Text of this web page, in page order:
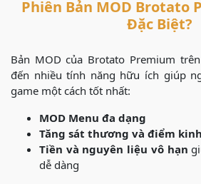
Phiên Bản MOD Brotato
Đặc Biệt?
Bản MOD của Brotato Premium
đến nhiều tính năng hữu ích giúp
game một cách tốt nhất:
MOD Menu đa dạng
Tăng sát thương và điểm
Tiền và nguyên liệu vô hạn
dễ dàng